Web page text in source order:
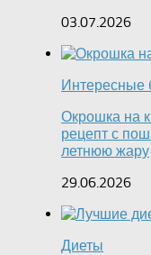
03.07.2026
Интересные
Окрошка на
рецепт с
летнюю жару
29.06.2026
Диеты